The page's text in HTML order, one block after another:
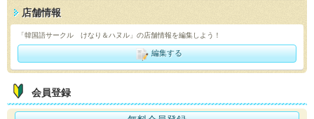
店舗情報
「韓国語サークル けなり＆ハヌル」の店舗情報を編集しよう！
編集する
会員登録